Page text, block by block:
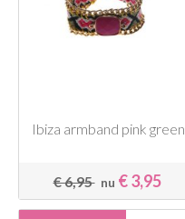
Ibiza armband pink green
€ 6,95nu € 3,95